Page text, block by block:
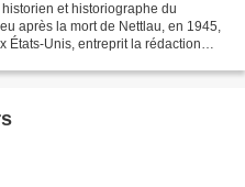
et historiographe du
après la mort de Nettlau, en 1945,
États-Unis, entreprit la rédaction